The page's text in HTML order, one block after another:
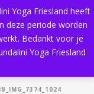
Yoga Friesland heeft
deze periode worden
Bedankt voor je
Yoga Friesland